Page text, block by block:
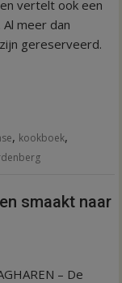
vertelt ook een
meer dan
gereserveerd.
, kookboek,
smaakt naar
– De